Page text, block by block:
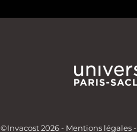
©Invacost2026- Mentions légales-